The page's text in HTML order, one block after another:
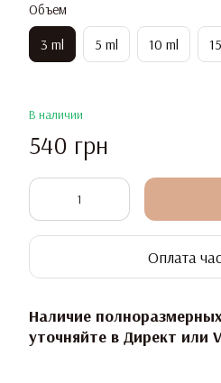
Объем
3 ml 5 ml 10 ml
В наличии
540 грн
Оплата
Наличие
уточняйте в Директ или